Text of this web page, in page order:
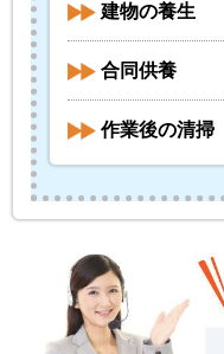
建物の養生
合同供養
作業後の清掃